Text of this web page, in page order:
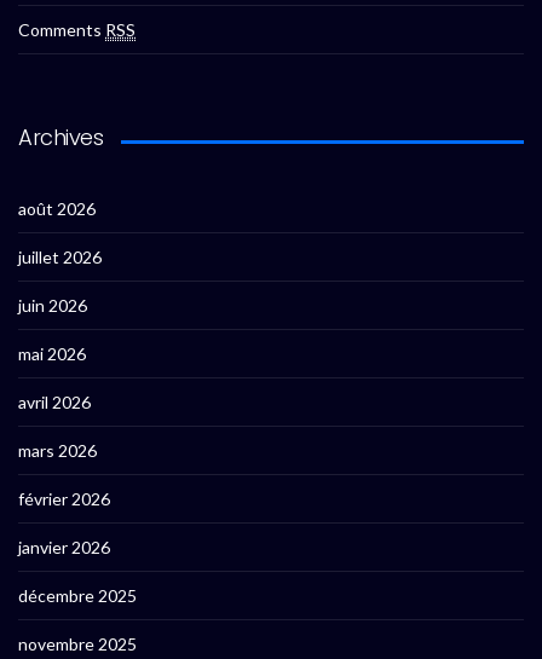
Comments RSS
Archives
août 2026
juillet 2026
juin 2026
mai 2026
avril 2026
mars 2026
février 2026
janvier 2026
décembre 2025
novembre 2025